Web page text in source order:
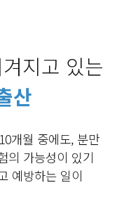
지고 있는
산
개월 중에도, 분만
의 가능성이 있기
예방하는 일이